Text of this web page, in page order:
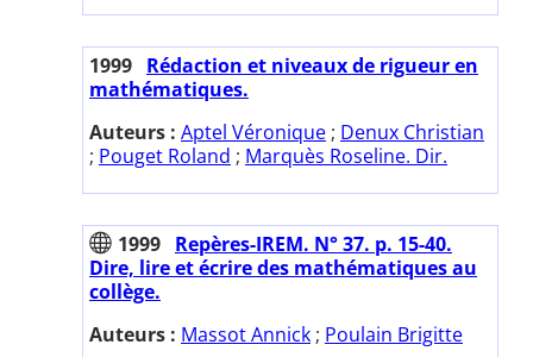
1999 Rédaction et niveaux de rigueur en
mathématiques.
Auteurs : Aptel Véronique ; Denux Christian
; Pouget Roland ; Marquès Roseline. Dir.
1999 Repères-IREM. N° 37. p. 15-40.
Dire, lire et écrire des mathématiques au
collège.
Auteurs : Massot Annick ; Poulain Brigitte